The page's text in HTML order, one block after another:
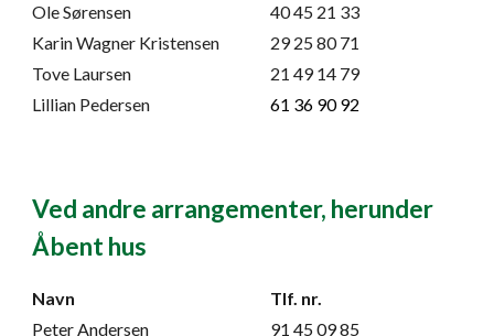
Ole Sørensen
40 45 21 33
Karin Wagner Kristensen
29 25 80 71
Tove Laursen
21 49 14 79
Lillian Pedersen
61 36 90 92
Ved andre arrangementer, herunder
Åbent hus
Navn
Tlf. nr.
Peter Andersen
91 45 09 85